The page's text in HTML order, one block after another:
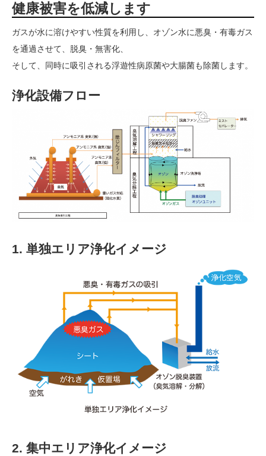
健康被害を低減します
ガスが水に溶けやすい性質を利用し、オゾン水に悪臭・有毒ガス
を通過させて、脱臭・無害化、
そして、同時に吸引される浮遊性病原菌や大腸菌も除菌します。
浄化設備フロー
1. 単独エリア浄化イメージ
2. 集中エリア浄化イメージ